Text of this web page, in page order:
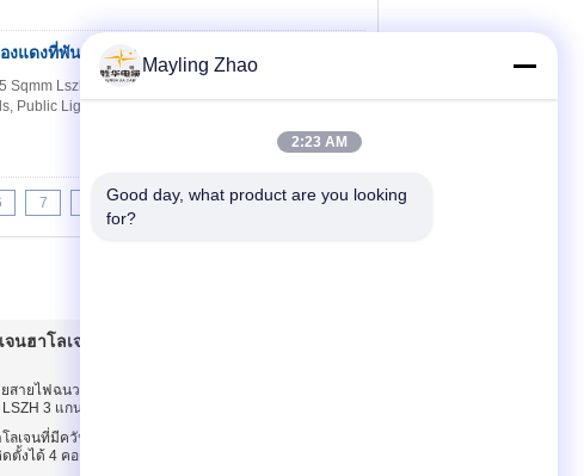
งแดงที่พันเกลียว
Lszh Fire Rated Power Cable For Construction
Public Lighting, Car Parks, Public Service Building,
7 9 10 >> >|
จนฮาโลเจนที่มีควันอ่อน
สายไฟฉนวน EPR / XLPE
LSZH 3 แกน
ลเจนที่มีควันไฟต่ำไม่ติดไฟ
ตั้งได้ 4 คอร์ 0.6KV / 1KV
Mayling Zhao
2:23 AM
Good day, what product are you looking
for?